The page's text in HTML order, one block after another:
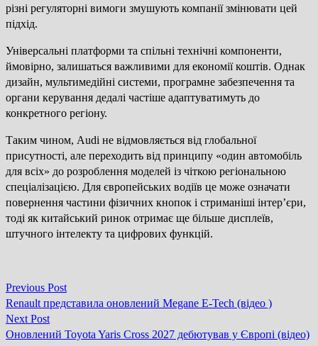
різні регуляторні вимоги змушують компанії змінювати цей
підхід.
Універсальні платформи та спільні технічні компоненти,
ймовірно, залишаться важливими для економії коштів. Однак
дизайн, мультимедійні системи, програмне забезпечення та
органи керування дедалі частіше адаптуватимуть до
конкретного регіону.
Таким чином, Audi не відмовляється від глобальної
присутності, але переходить від принципу «один автомобіль
для всіх» до розроблення моделей із чіткою регіональною
спеціалізацією. Для європейських водіїв це може означати
повернення частини фізичних кнопок і стриманіші інтер’єри,
тоді як китайський ринок отримає ще більше дисплеїв,
штучного інтелекту та цифрових функцій.
Навігація
записів
Previous PostPrevious
post:
Renault представила оновлений Megane E-Tech (відео )
Next PostNext
post:
Оновлений Toyota Yaris Cross 2027 дебютував у Європі (відео)